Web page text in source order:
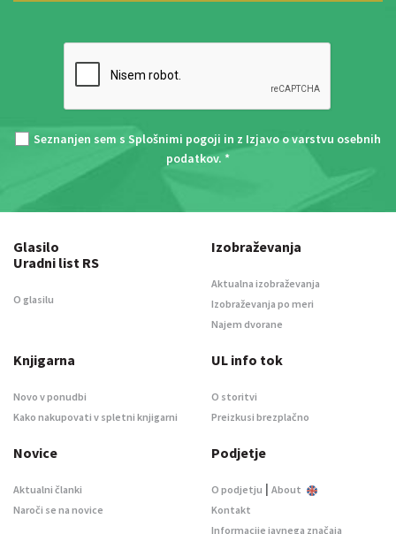
Seznanjen sem s Splošnimi pogoji in z Izjavo o varstvu osebnih
podatkov. *
Glasilo
Uradni list RS
O glasilu
Izobraževanja
Aktualna izobraževanja
Izobraževanja po meri
Najem dvorane
Knjigarna
Novo v ponudbi
Kako nakupovati v spletni knjigarni
UL info tok
O storitvi
Preizkusi brezplačno
Novice
Aktualni članki
Naroči se na novice
Podjetje
O podjetju | About
Kontakt
Informacije javnega značaja